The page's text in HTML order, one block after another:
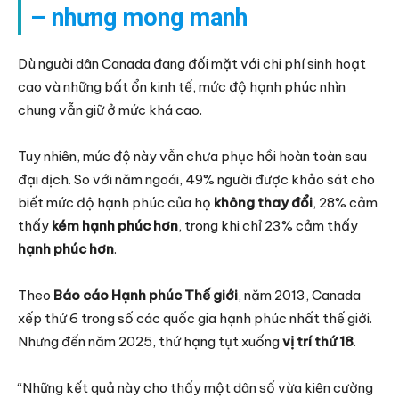
– nhưng mong manh
Dù người dân Canada đang đối mặt với chi phí sinh hoạt
cao và những bất ổn kinh tế, mức độ hạnh phúc nhìn
chung vẫn giữ ở mức khá cao.
Tuy nhiên, mức độ này vẫn chưa phục hồi hoàn toàn sau
đại dịch. So với năm ngoái, 49% người được khảo sát cho
biết mức độ hạnh phúc của họ không thay đổi, 28% cảm
thấy kém hạnh phúc hơn, trong khi chỉ 23% cảm thấy
hạnh phúc hơn.
Theo Báo cáo Hạnh phúc Thế giới, năm 2013, Canada
xếp thứ 6 trong số các quốc gia hạnh phúc nhất thế giới.
Nhưng đến năm 2025, thứ hạng tụt xuốngvị trí thứ 18.
“Những kết quả này cho thấy một dân số vừa kiên cường